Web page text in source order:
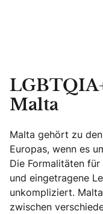
Malta
Malta gehört zu
Europas, wenn es
Die Formalitäten
und eingetragene
unkompliziert.
zwischen